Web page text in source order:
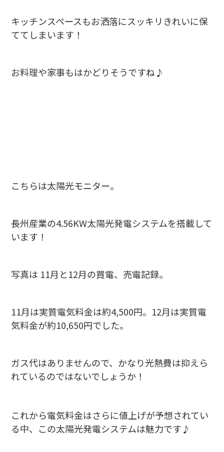
キッチンスペースもお洒落にスッキリきれいに保
ててしまいます！
お料理や家事もはかどりそうですね♪
こちらは太陽光モニター。
長州産業の4.56KW太陽光発電システムを搭載して
います！
写真は 11月と12月の買電、売電記録。
11月は実質電気料金は約4,500円。12月は実質電
気料金が約10,650円でした。
ガス代はありませんので、かなり光熱費は抑えら
れているのではないでしょうか！
これから電気料金はさらに値上げが予想されてい
る中、この太陽光発電システムは魅力です♪